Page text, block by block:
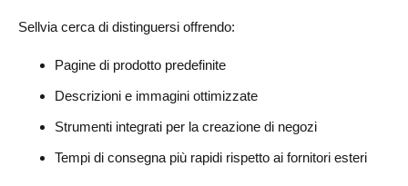
Sellvia cerca di distinguersi offrendo:
Pagine di prodotto predefinite
Descrizioni e immagini ottimizzate
Strumenti integrati per la creazione di negozi
Tempi di consegna più rapidi rispetto ai fornitori esteri